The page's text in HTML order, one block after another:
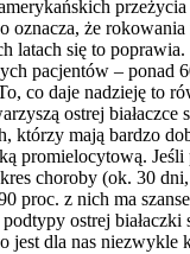
przeżycia
oznacza, że rokowania
latach się to poprawia.
pacjentów – ponad
co daje nadzieję to
ostrej białaczce
którzy mają bardzo
promielocytową.
choroby (ok. 30
proc. z nich ma
ostrej
jest dla nas niezwykle